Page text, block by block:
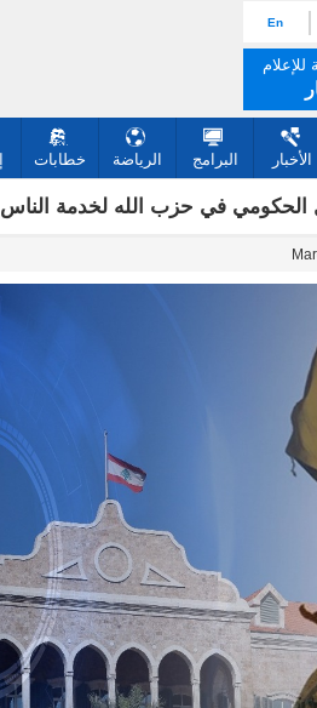
En
للإعلام
الأخبار البرامج الرياضة خطابات
الحكومي في حزب الله لخدمة الناس